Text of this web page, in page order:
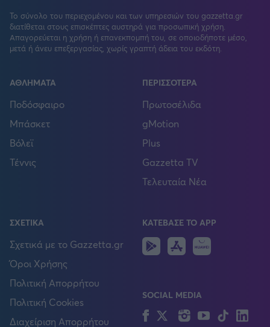
Το σύνολο του περιεχομένου και των υπηρεσιών του gazzetta.gr
διατίθεται στους επισκέπτες αυστηρά για προσωπική χρήση.
Απαγορεύεται η χρήση ή επανεκπομπή του, σε οποιοδήποτε μέσο,
μετά ή άνευ επεξεργασίας, χωρίς γραπτή άδεια του εκδότη.
ΑΘΛΗΜΑΤΑ
Ποδόσφαιρο
Μπάσκετ
Βόλεϊ
Τέννις
ΠΕΡΙΣΣΟΤΕΡΑ
Πρωτοσέλιδα
gMotion
Plus
Gazzetta TV
Τελευταία Νέα
ΣΧΕΤΙΚΑ
Σχετικά με το Gazzetta.gr
Όροι Χρήσης
Πολιτική Απορρήτου
Πολιτική Cookies
Διαχείριση Απορρήτου
ΚΑΤΕΒΑΣΕ ΤΟ APP
Android
IOS
SOCIAL MEDIA
FacebookTwitterInstagram
YouTubeTikTok